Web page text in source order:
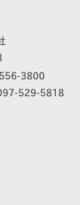
3800
529-5818